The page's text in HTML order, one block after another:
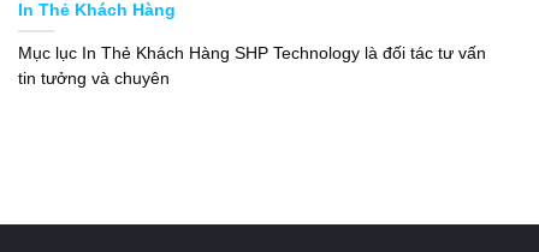
In Thẻ Khách Hàng
Mục lục In Thẻ Khách Hàng SHP Technology là đối tác tư vấn
tin tưởng và chuyên